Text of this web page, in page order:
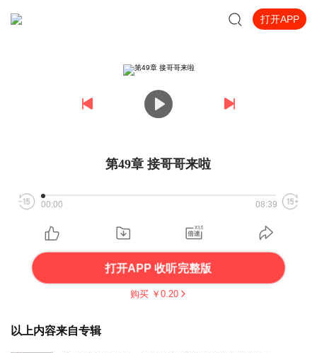
打开APP
第49章 接哥哥来啦
00:00 08:39
打开APP 收听完整版
购买 ￥ 0.20
以上内容来自专辑